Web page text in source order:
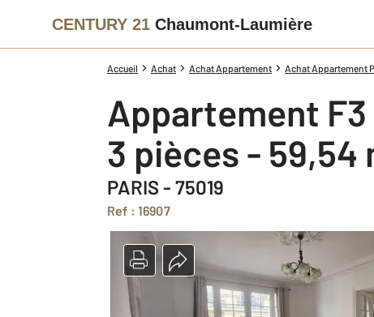
CENTURY 21 Chaumont-Laumière
Accueil Achat Achat Appartement Achat Appartement
Appartement
3 pièces - 59,54
PARIS - 75019
Ref : 16907